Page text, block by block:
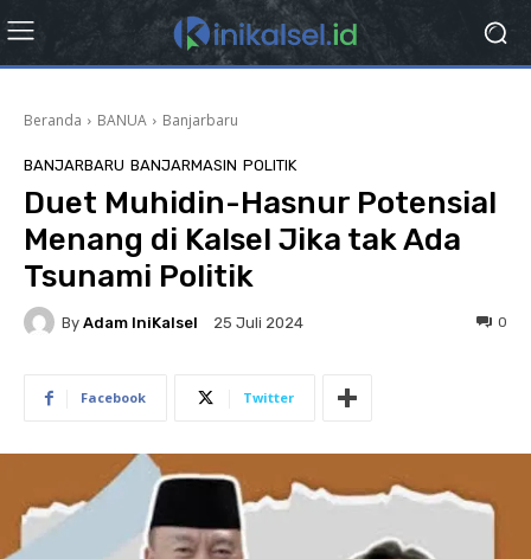
Beranda BANUA Banjarbaru
BANJARBARU BANJARMASIN POLITIK
Duet Muhidin-Hasnur Potensial
Menang di Kalsel Jika tak Ada
Tsunami Politik
By Adam IniKalsel 25 Juli 2024 0
Facebook Twitter